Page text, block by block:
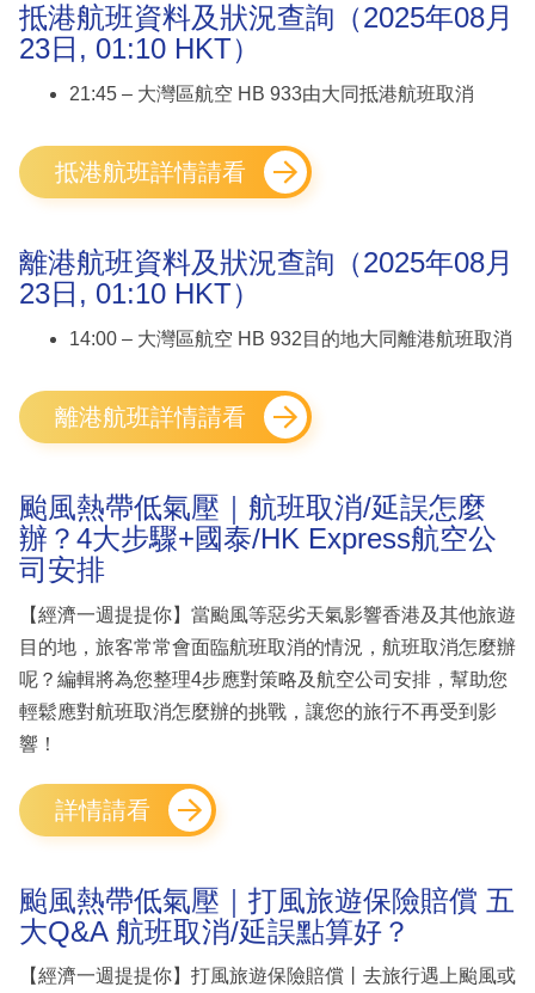
抵港航班資料及狀況查詢（2025年08月
23日, 01:10 HKT）
21:45 – 大灣區航空 HB 933由大同抵港航班取消
抵港航班詳情請看
離港航班資料及狀況查詢（2025年08月
23日, 01:10 HKT）
14:00 – 大灣區航空 HB 932目的地大同離港航班取消
離港航班詳情請看
颱風熱帶低氣壓｜航班取消/延誤怎麼
辦？4大步驟+國泰/HK Express航空公
司安排
【經濟一週提提你】當颱風等惡劣天氣影響香港及其他旅遊
目的地，旅客常常會面臨航班取消的情況，航班取消怎麼辦
呢？編輯將為您整理4步應對策略及航空公司安排，幫助您
輕鬆應對航班取消怎麼辦的挑戰，讓您的旅行不再受到影
響！
詳情請看
颱風熱帶低氣壓｜打風旅遊保險賠償 五
大Q&A 航班取消/延誤點算好？
【經濟一週提提你】打風旅遊保險賠償丨去旅行遇上颱風或